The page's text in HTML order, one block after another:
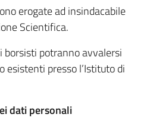
erogate ad insindacabile
Scientifica.
borsisti potranno avvalersi
esistenti presso l’Istituto di
dati personali